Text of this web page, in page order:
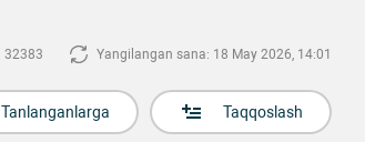
32383 Yangilangan sana: 18 May 2026, 14:01
Tanlanganlarga Taqqoslash